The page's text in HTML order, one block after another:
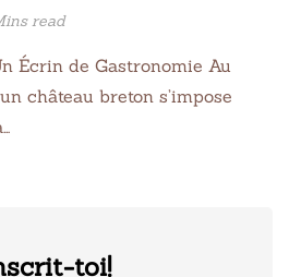
read
Écrin de Gastronomie Au
château breton s’impose
toi!